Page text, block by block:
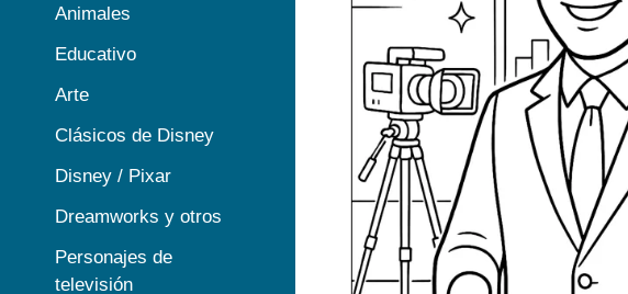
Animales
Educativo
Arte
Clásicos de Disney
Disney / Pixar
Dreamworks y otros
Personajes de
televisión